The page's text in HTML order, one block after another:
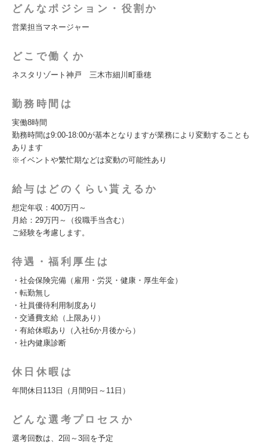
どんなポジション・役割か
営業担当マネージャー
どこで働くか
ネスタリゾート神戸 三木市細川町垂穂
勤務時間は
実働8時間
勤務時間は9:00-18:00が基本となりますが業務により変動することも
あります
※イベントや繁忙期などは変動の可能性あり
給与はどのくらい貰えるか
想定年収：400万円～
月給：29万円～（役職手当含む）
ご経験を考慮します。
待遇・福利厚生は
・社会保険完備（雇用・労災・健康・厚生年金）
・転勤無し
・社員優待利用制度あり
・交通費支給（上限あり）
・有給休暇あり（入社6か月後から）
・社内健康診断
休日休暇は
年間休日113日（月間9日～11日）
どんな選考プロセスか
選考回数は、2回～3回を予定